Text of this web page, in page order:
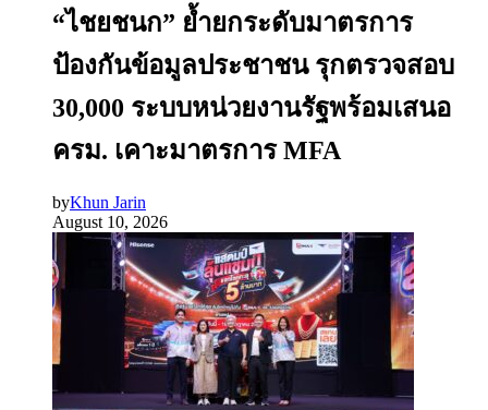
“ไชยชนก” ย้ำยกระดับมาตรการ
ป้องกันข้อมูลประชาชน รุกตรวจสอบ
30,000 ระบบหน่วยงานรัฐพร้อมเสนอ
ครม. เคาะมาตรการ MFA
byKhun Jarin
August 10, 2026